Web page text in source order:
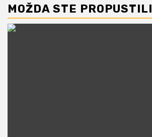
MOŽDA STE PROPUSTILI